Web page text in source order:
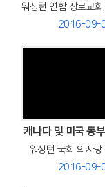
2016-09-
캐나다 및 미국 동
워싱턴 국회 의사
2016-09-